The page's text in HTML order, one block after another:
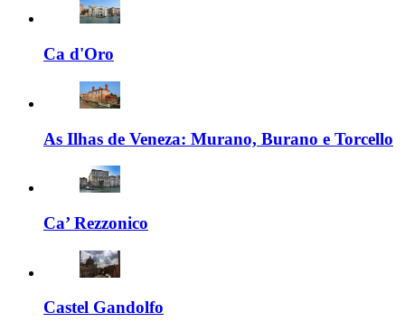
Ca d'Oro
As Ilhas de Veneza: Murano, Burano e Torcello
Ca’ Rezzonico
Castel Gandolfo